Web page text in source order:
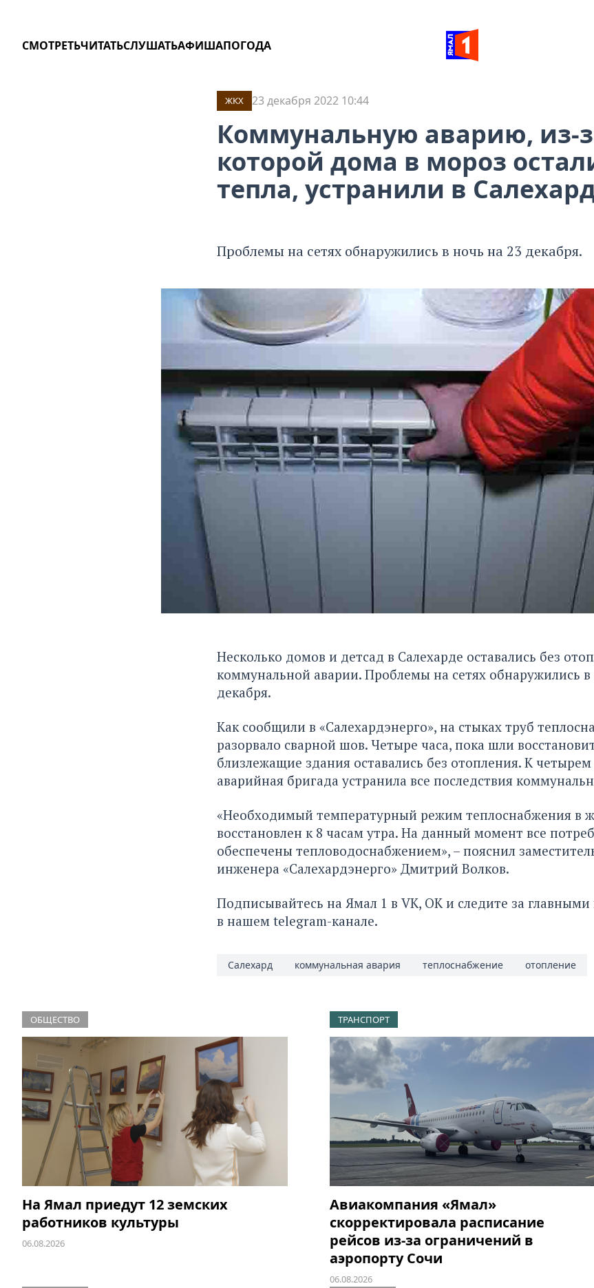
СМОТРЕТЬЧИТАТЬСЛУШАТЬАФИШАПОГОДА
ЖКХ 23 декабря 2022 10:44
Коммунальную аварию, из-
которой дома в мороз
тепла, устранили в
Проблемы на сетях обнаружились в ночь на 23 декабря.
Несколько домов и детсад в Салехарде оставались без
коммунальной аварии. Проблемы на сетях обнаружились в
декабря.
Как сообщили в «Салехардэнерго», на стыках труб
разорвало сварной шов. Четыре часа, пока шли
близлежащие здания оставались без отопления. К четырем
аварийная бригада устранила все последствия
«Необходимый температурный режим теплоснабжения в
восстановлен к 8 часам утра. На данный момент все
обеспечены тепловодоснабжением», – пояснил
инженера «Салехардэнерго» Дмитрий Волков.
Подписывайтесь на Ямал 1 в VK, ОКи следите за
в нашем telegram-канале.
Салехард коммунальная авария теплоснабжение отопление
ОБЩЕСТВО
На Ямал приедут 12 земских
работников культуры
06.08.2026
ТРАНСПОРТ
Авиакомпания «Ямал»
скорректировала расписание
рейсов из-за ограничений в
аэропорту Сочи
06.08.2026